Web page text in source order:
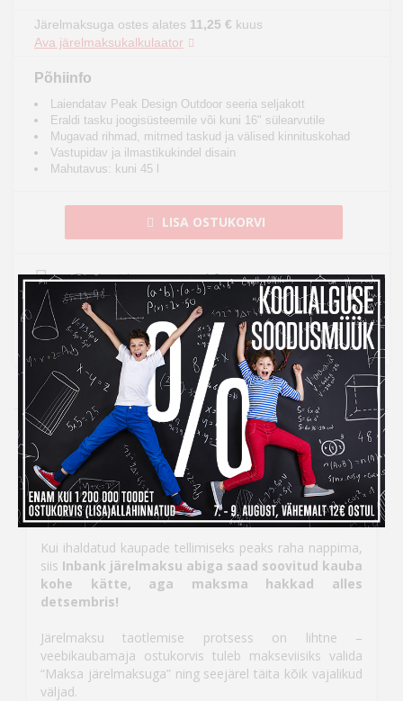
Järelmaksuga ostes alates 11,25 € kuus
Ava järelmaksukalkulaator
Põhiinfo
Laiendatav Peak Design Outdoor seeria seljakott
Eraldi tasku joogisüsteemile või kuni 16" sülearvutile
Mugavad rihmad, mitmed taskud ja välised kinnituskohad
Vastupidav ja ilmastikukindel disain
Mahutavus: kuni 45 l
LISA OSTUKORVI
Toode on laos, tarneaeg 1-2 tööpäeva
See toode tuuakse sulle tasuta koju kätte
14 14 päeva tagastusõigus internetist ostmisel
Kampaania
Inbank järelmaksuga ostes
maksad kauba eest alles
detsembris
Kui ihaldatud kaupade tellimiseks peaks raha nappima,
siis Inbank järelmaksu abiga saad soovitud kauba
kohe kätte, aga maksma hakkad alles
detsembris!
Järelmaksu taotlemise protsess on lihtne –
veebikaubamaja ostukorvis tuleb makseviisiks valida
“Maksa järelmaksuga” ning seejärel täita kõik vajalikud
väljad.